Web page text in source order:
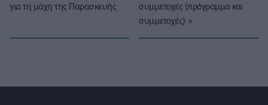
για τη μάχη της Παρασκευής
συμμετοχές (πρόγραμμα και
συμμετοχές) »